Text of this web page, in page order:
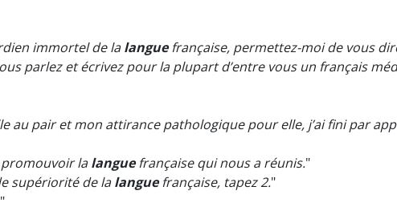
immortel de lalanguefrançaise, permettez-moi de vous
parlez et écrivez pour la plupart d’entre vous un français
au pair et mon attirance pathologique pour elle, j’ai fini par
lalanguefrançaise qui nous a réunis."
supériorité de lalanguefrançaise, tapez 2."
"